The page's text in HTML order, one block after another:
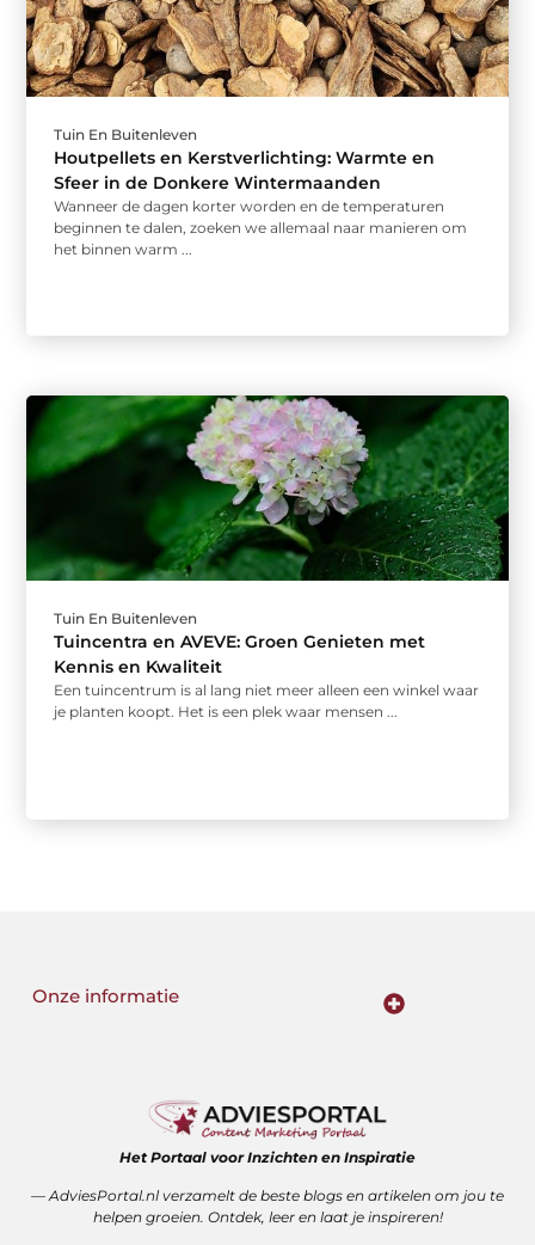
Tuin En Buitenleven
Houtpellets en Kerstverlichting: Warmte en
Sfeer in de Donkere Wintermaanden
Wanneer de dagen korter worden en de temperaturen
beginnen te dalen, zoeken we allemaal naar manieren om
het binnen warm ...
Tuin En Buitenleven
Tuincentra en AVEVE: Groen Genieten met
Kennis en Kwaliteit
Een tuincentrum is al lang niet meer alleen een winkel waar
je planten koopt. Het is een plek waar mensen ...
Het Portaal voor Inzichten en Inspiratie
— AdviesPortal.nl verzamelt de beste blogs en artikelen om jou te
helpen groeien. Ontdek, leer en laat je inspireren!
Onze informatie